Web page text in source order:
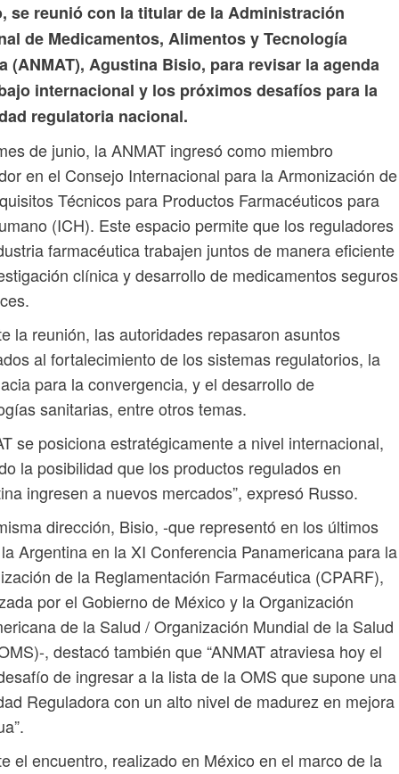
se reunió con la titular de la Administración
de Medicamentos, Alimentos y Tecnología
(ANMAT), Agustina Bisio, para revisar la agenda
internacional y los próximos desafíos para la
regulatoria nacional.
de junio, la ANMAT ingresó como miembro
en el Consejo Internacional para la Armonización de
Técnicos para Productos Farmacéuticos para
(ICH). Este espacio permite que los reguladores
farmacéutica trabajen juntos de manera eficiente
clínica y desarrollo de medicamentos seguros
la reunión, las autoridades repasaron asuntos
al fortalecimiento de los sistemas regulatorios, la
para la convergencia, y el desarrollo de
sanitarias, entre otros temas.
se posiciona estratégicamente a nivel internacional,
la posibilidad que los productos regulados en
ingresen a nuevos mercados”, expresó Russo.
dirección, Bisio, -que representó en los últimos
Argentina en la XI Conferencia Panamericana para la
de la Reglamentación Farmacéutica (CPARF),
por el Gobierno de México y la Organización
de la Salud / Organización Mundial de la Salud
, destacó también que “ANMAT atraviesa hoy el
de ingresar a la lista de la OMS que supone una
Reguladora con un alto nivel de madurez en mejora
el encuentro, realizado en México en el marco de la